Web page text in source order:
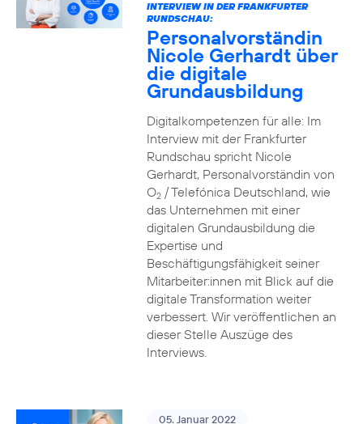
INTERVIEW IN DER FRANKFURTER
RUNDSCHAU:
Personalvorständin
Nicole Gerhardt über
die digitale
Grundausbildung
Digitalkompetenzen für alle: Im
Interview mit der Frankfurter
Rundschau spricht Nicole
Gerhardt, Personalvorständin von
O2/ Telefónica Deutschland, wie
das Unternehmen mit einer
digitalen Grundausbildung die
Expertise und
Beschäftigungsfähigkeit seiner
Mitarbeiter:innen mit Blick auf die
digitale Transformation weiter
verbessert. Wir veröffentlichen an
dieser Stelle Auszüge des
Interviews.
05. Januar 2022